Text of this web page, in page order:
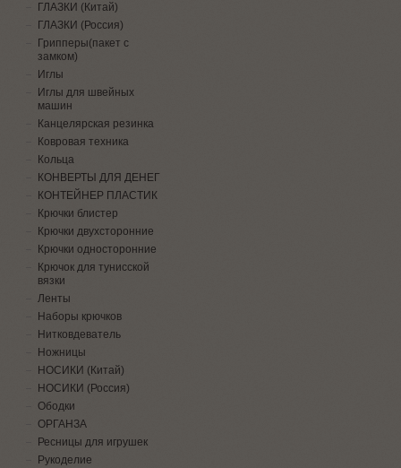
ГЛАЗКИ (Китай)
ГЛАЗКИ (Россия)
Грипперы(пакет с
замком)
Иглы
Иглы для швейных
машин
Канцелярская резинка
Ковровая техника
Кольца
КОНВЕРТЫ ДЛЯ ДЕНЕГ
КОНТЕЙНЕР ПЛАСТИК
Крючки блистер
Крючки двухсторонние
Крючки односторонние
Крючок для тунисской
вязки
Ленты
Наборы крючков
Нитковдеватель
Ножницы
НОСИКИ (Китай)
НОСИКИ (Россия)
Ободки
ОРГАНЗА
Ресницы для игрушек
Рукоделие